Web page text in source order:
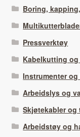
Boring,
Pressverktøy
Kabelkutting
Instrumenter og
Arbeidslys og
Skjøtekabler og
Arbeidstøy og